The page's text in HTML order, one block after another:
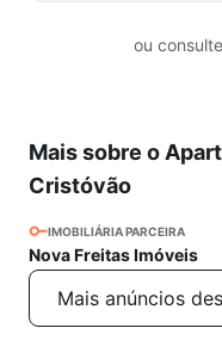
ou
Mais sobre o
Cristóvão
IMOBILIÁRIA PARCEIRA
Nova Freitas Imóveis
Mais anúncios